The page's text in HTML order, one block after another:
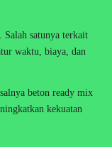
Salah satunya terkait
waktu, biaya, dan
beton ready mix
kekuatan